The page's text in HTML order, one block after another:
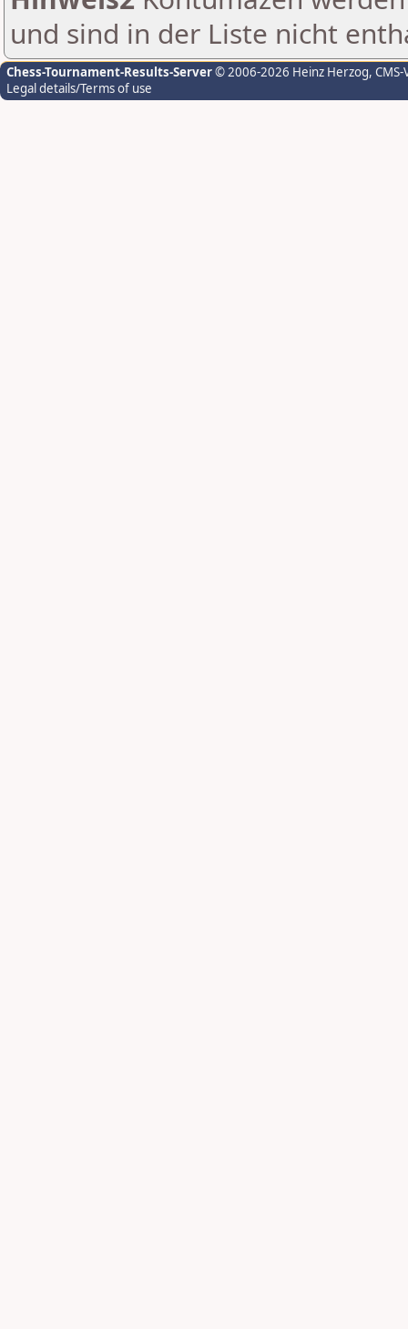
und sind in der Liste nicht
Chess-Tournament-Results-Server© 2006-2026 Heinz Herzog,
Legal details/Terms of use